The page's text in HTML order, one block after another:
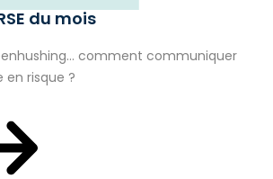
du mois
comment communiquer
en risque ?